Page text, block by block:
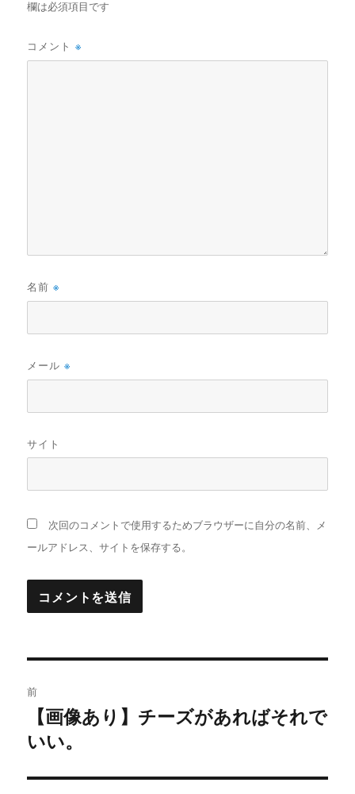
欄は必須項目です
コメント※
名前※
メール※
サイト
次回のコメントで使用するためブラウザーに自分の名前、メ
ールアドレス、サイトを保存する。
稿
ナ
ビ
前
去
投
【画像あり】チーズがあればそれで
いい。